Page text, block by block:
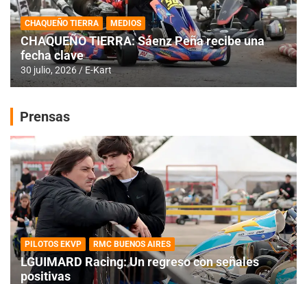
CHAQUEÑO TIERRA MEDIOS
CHAQUEÑO TIERRA: Sáenz Peña recibe una
fecha clave
30 julio, 2026 E-Kart
Prensas
PILOTOS EKVP RMC BUENOS AIRES
LGUIMARD Racing: Un regreso con señales
positivas